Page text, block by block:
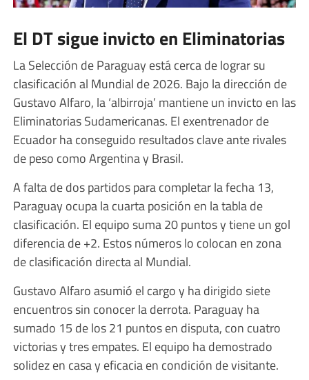
El DT sigue invicto en Eliminatorias
La Selección de Paraguay está cerca de lograr su
clasificación al Mundial de 2026. Bajo la dirección de
Gustavo Alfaro, la ‘albirroja’ mantiene un invicto en las
Eliminatorias Sudamericanas. El exentrenador de
Ecuador ha conseguido resultados clave ante rivales
de peso como Argentina y Brasil.
A falta de dos partidos para completar la fecha 13,
Paraguay ocupa la cuarta posición en la tabla de
clasificación. El equipo suma 20 puntos y tiene un gol
diferencia de +2. Estos números lo colocan en zona
de clasificación directa al Mundial.
Gustavo Alfaro asumió el cargo y ha dirigido siete
encuentros sin conocer la derrota. Paraguay ha
sumado 15 de los 21 puntos en disputa, con cuatro
victorias y tres empates. El equipo ha demostrado
solidez en casa y eficacia en condición de visitante.